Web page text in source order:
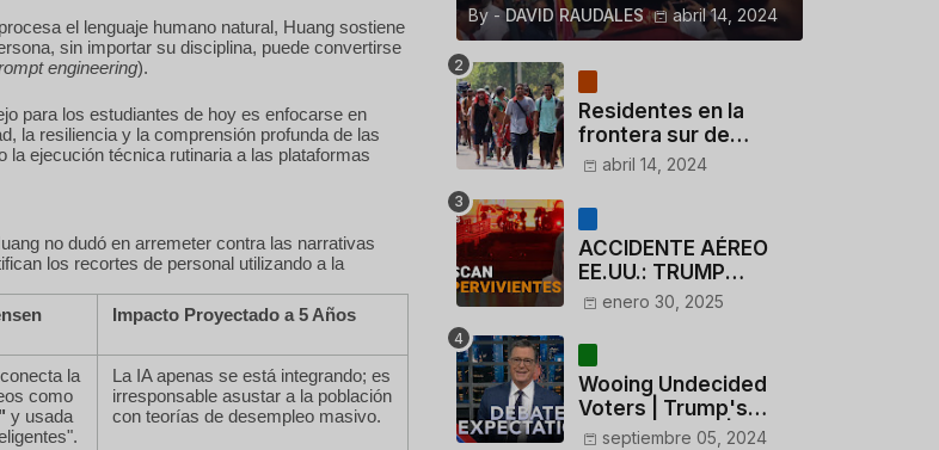
el lenguaje humano natural, Huang sostiene
sin importar su disciplina, puede convertirse
engineering).
para los estudiantes de hoy es enfocarse en
la resiliencia y la comprensión profunda de las
la ejecución técnica rutinaria a las plataformas
no dudó en arremeter contra las narrativas
los recortes de personal utilizando a la
Impacto Proyectado a 5 Años
la
como
y usada
La IA apenas se está integrando; es
irresponsable asustar a la población
con teorías de desempleo masivo.
By - DAVID RAUDALES abril 14, 2024
Residentes en la
frontera sur de
México critican a
dólares a migrantes
deportados
abril 14, 2024
ACCIDENTE AÉREO
EE.UU.: TRUMP
CUESTIONA LA
ACTUACIÓN DE LOS
CONTROLADORES y
PILOTO del
HELICÓPTERO
enero 30, 2025
Wooing Undecided
Voters | Trump's
Marijuana Plan | 1990s
septiembre 05, 2024